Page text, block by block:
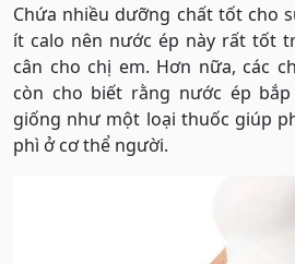
Chứa nhiều dưỡng chất tốt cho
ít calo nên nước ép này rất tốt
cân cho chị em. Hơn nữa, các
còn cho biết rằng nước ép
giống như một loại thuốc giúp
phì ở cơ thể người.